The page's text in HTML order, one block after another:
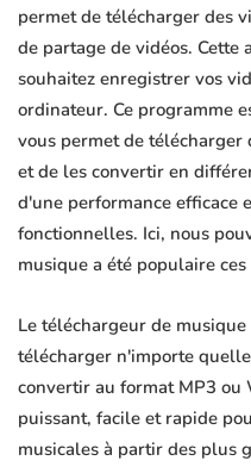
permet de télécharger des
de partage de vidéos.
souhaitez enregistrer vos
ordinateur. Ce programme
vous permet de
et de les convertir en
d'une performance efficace
fonctionnelles. Ici, nous
musique a été populaire
Le téléchargeur de
télécharger n'importe
convertir au format MP3
puissant, facile et rapide
musicales à partir des plus